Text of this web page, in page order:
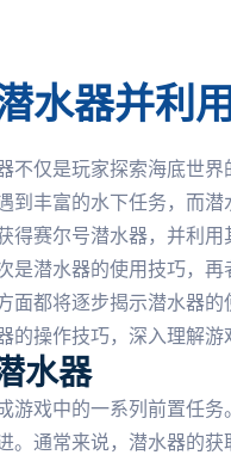
水器并利
仅是玩家探索海底世界
到丰富的水下任务，而
得赛尔号潜水器，并利
是潜水器的使用技巧，
面都将逐步揭示潜水器
操作技巧，深入理解游
水器
游戏中的一系列前置任
。通常来说，潜水器的